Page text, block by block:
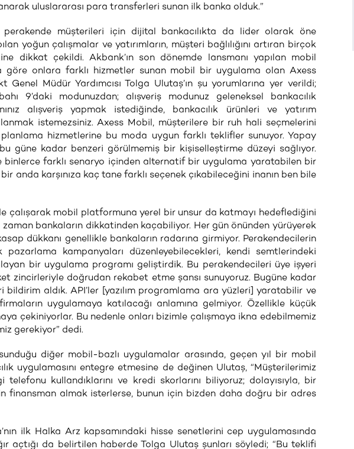
uluslararası para transferleri sunan ilk banka olduk.”
perakende müşterileri için dijital bankacılıkta da lider olarak öne
yoğun çalışmalar ve yatırımların, müşteri bağlılığını artıran birçok
dikkat çekildi. Akbank’ın son dönemde lansmanı yapılan mobil
göre onlara farklı hizmetler sunan mobil bir uygulama olan Axess
Müdür Yardımcısı Tolga Ulutaş’ın şu yorumlarına yer verildi;
9’daki modunuzdan; alışveriş modunuz geleneksel bankacılık
alışveriş yapmak istediğinde, bankacılık ürünleri ve yatırım
istemezsiniz. Axess Mobil, müşterilere bir ruh hali seçmelerini
hizmetlerine bu moda uygun farklı teklifler sunuyor. Yapay
güne kadar benzeri görülmemiş bir kişiselleştirme düzeyi sağlıyor.
binlerce farklı senaryo içinden alternatif bir uygulama yaratabilen bir
anda karşınıza kaç tane farklı seçenek çıkabileceğini inanın ben bile
çalışarak mobil platformuna yerel bir unsur da katmayı hedeflediğini
bankaların dikkatinden kaçabiliyor. Her gün önünden yürüyerek
dükkanı genellikle bankaların radarına girmiyor. Perakendecilerin
kampanyaları düzenleyebilecekleri, kendi semtlerindeki
bir uygulama programı geliştirdik. Bu perakendecileri üye işyeri
zincirleriyle doğrudan rekabet etme şansı sunuyoruz. Bugüne kadar
aldık. API’ler [yazılım programlama ara yüzleri] yaratabilir ve
uygulamaya katılacağı anlamına gelmiyor. Özellikle küçük
çekiniyorlar. Bu nedenle onları bizimle çalışmaya ikna edebilmemiz
gerekiyor” dedi.
diğer mobil-bazlı uygulamalar arasında, geçen yıl bir mobil
uygulamasını entegre etmesine de değinen Ulutaş, “Müşterilerimiz
kullandıklarını ve kredi skorlarını biliyoruz; dolayısıyla, bir
finansman almak isterlerse, bunun için bizden daha doğru bir adres
ilk Halka Arz kapsamındaki hisse senetlerini cep uygulamasında
açtığı da belirtilen haberde Tolga Ulutaş şunları söyledi; “Bu teklifi